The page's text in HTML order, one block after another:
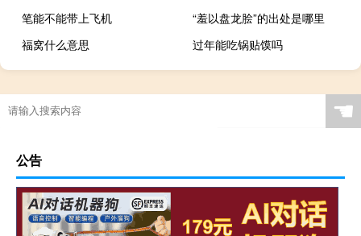
笔能不能带上飞机
“羞以盘龙脍”的出处是哪里
福窝什么意思
过年能吃锅贴馍吗
☚
公告